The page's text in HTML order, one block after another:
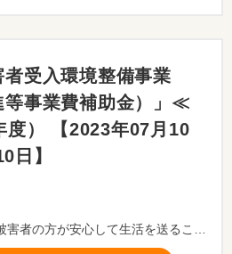
者受入環境整備事業
等事業費補助金）」≪
） 【2023年07月10
日】